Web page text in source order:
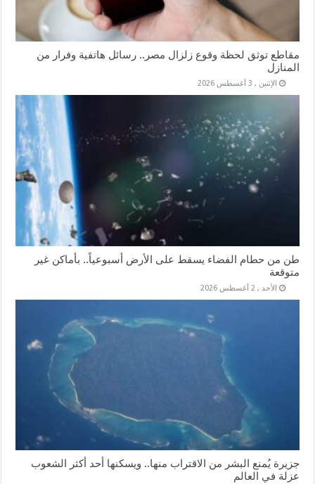
مقاطع توثق لحظة وقوع زلزال مصر.. رسائل هاتفية وفرار من
المنازل
الإثنين , 3 أغسطس 2026
طن من حطام الفضاء يسقط على الأرض أسبوعياً.. بأماكن غير
متوقعة
الأحد , 2 أغسطس 2026
جزيرة يُمنع البشر من الاقتراب منها.. ويسكنها أحد أكثر الشعوب
عزلة في العالم